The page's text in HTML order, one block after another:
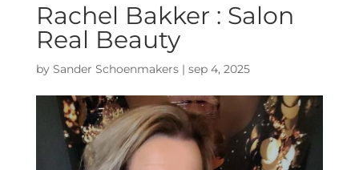
 
Portfolio


Diensten

Over mij

Contact
Rachel Bakker : Salon
Real Beauty
by Sander Schoenmakers| sep 4, 2025